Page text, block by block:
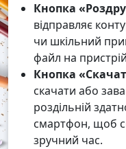
Кнопка
відправляє
чи шкільний
файл на
Кнопка
скачати або
роздільній
смартфон, щоб
зручний час.